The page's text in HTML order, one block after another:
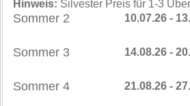
Hinweis: Silvester Preis für 1-3
Sommer 2 10.07.26 -
Sommer 3 14.08.26 -
Sommer 4 21.08.26 -